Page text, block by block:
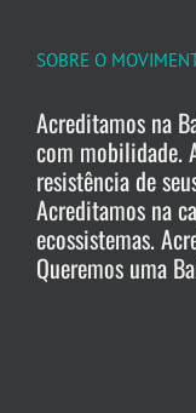
SOBRE O
Acreditamos na
com mobilidade.
resistência de
Acreditamos na
ecossistemas.
Queremos uma